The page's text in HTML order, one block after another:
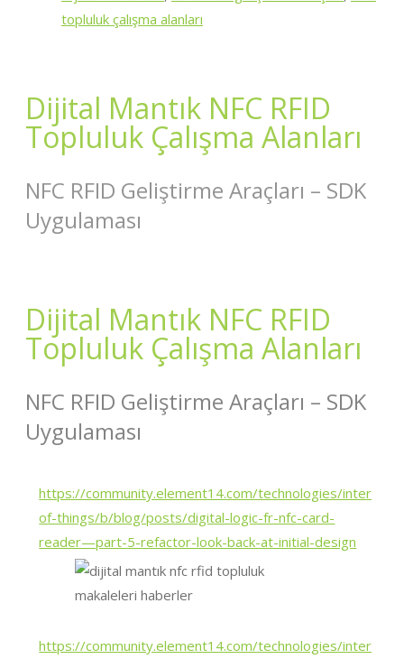
topluluk çalışma alanları
Dijital Mantık NFC RFID
Topluluk Çalışma Alanları
NFC RFID Geliştirme Araçları – SDK
Uygulaması
Dijital Mantık NFC RFID
Topluluk Çalışma Alanları
NFC RFID Geliştirme Araçları – SDK
Uygulaması
https://community.element14.com/technologies/internet-
of-things/b/blog/posts/digital-logic-fr-nfc-card-
reader—part-5-refactor-look-back-at-initial-design
https://community.element14.com/technologies/internet-